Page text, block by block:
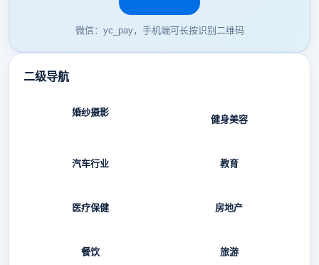
微信：yc_pay，手机端可长按识别二维码
二级导航
婚纱摄影
健身美容
汽车行业 教育
医疗保健 房地产
餐饮 旅游